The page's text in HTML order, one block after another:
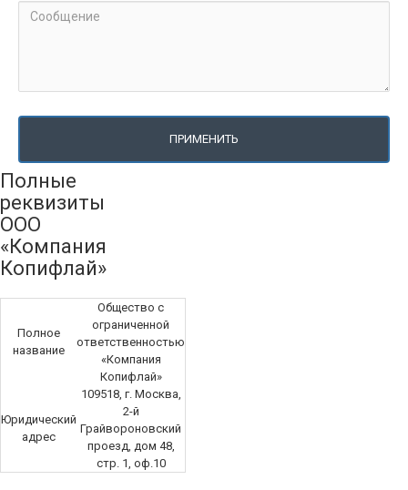
ПРИМЕНИТЬ
Полные
реквизиты
ООО
«Компания
Копифлай»
Полное
название
Общество с
ограниченной
ответственностью
«Компания
Копифлай»
Юридический
адрес
109518, г. Москва,
2-й
Грайвороновский
проезд, дом 48,
стр. 1, оф.10